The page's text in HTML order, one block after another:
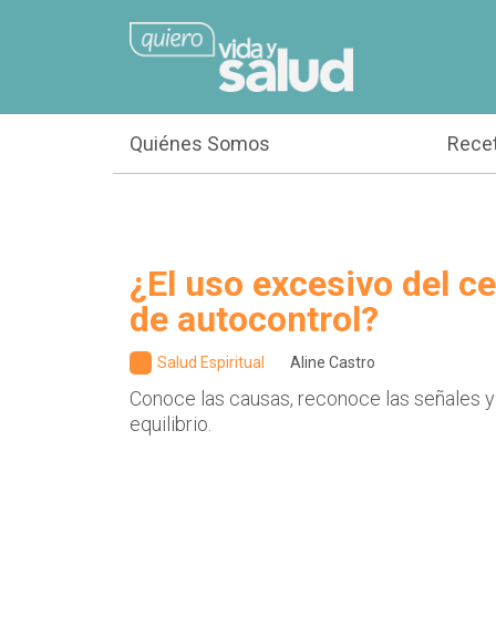
Quiénes Somos
¿El uso excesivo del
de autocontrol?
Salud Espiritual Aline Castro
Conoce las causas, reconoce las señales
equilibrio.